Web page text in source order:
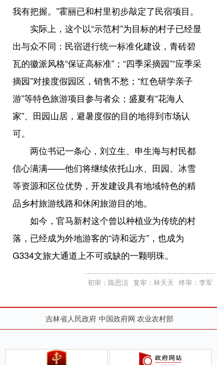
我有把握。”霍丽已和村里初步敲定了民宿项目。
实际上，这个以“示范村”为目标的村子已经显
出与众不同：民宿进行统一标准化建设，青砖碧
瓦的徽派风格“保证高标准”；“四季采摘园”“应季采
摘园”对接度假园区，销售不愁；“红色研学亲子
游”等特色旅游项目参与者众；盛夏有“花海人
家”、田园山居，避暑度假的目的地得到市场认
可。
两位书记一条心，刘立生、申生海与村民都
信心满满——他们将继续依托山水、田园、冰雪
等资源和区位优势，开发建设具有地域特色的精
品乡村旅游线路和休闲旅游目的地。
如今，官马新村这个曾以种植业为传统的村
落，已经成为外地游客的“诗和远方”，也成为
G334文旅大通道上不可或缺的一颗明珠。
初审：陈思洁 复审：林天天 终审：李军
吉林省人民政府 中国政府网 农业农村部